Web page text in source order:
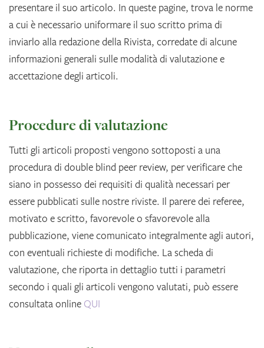
presentare il suo articolo. In queste pagine, trova le norme
a cui è necessario uniformare il suo scritto prima di
inviarlo alla redazione della Rivista, corredate di alcune
informazioni generali sulle modalità di valutazione e
accettazione degli articoli.
Procedure di valutazione
Tutti gli articoli proposti vengono sottoposti a una
procedura di double blind peer review, per verificare che
siano in possesso dei requisiti di qualità necessari per
essere pubblicati sulle nostre riviste. Il parere dei referee,
motivato e scritto, favorevole o sfavorevole alla
pubblicazione, viene comunicato integralmente agli autori,
con eventuali richieste di modifiche. La scheda di
valutazione, che riporta in dettaglio tutti i parametri
secondo i quali gli articoli vengono valutati, può essere
consultata online QUI